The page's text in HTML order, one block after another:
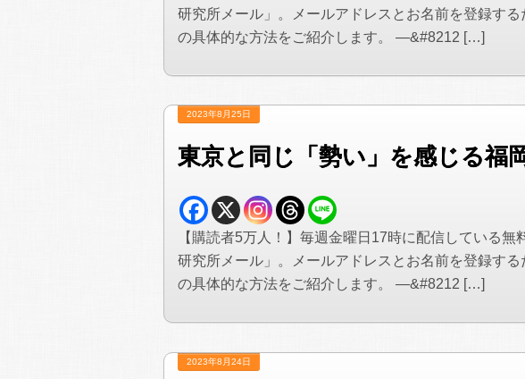
研究所メール」。メールアドレスとお名前を登録す
の具体的な方法をご紹介します。 —&#8212 […]
2023年8月25日
東京と同じ「勢い」を感じる福
【購読者5万人！】毎週金曜日17時に配信している
研究所メール」。メールアドレスとお名前を登録す
の具体的な方法をご紹介します。 —&#8212 […]
2023年8月24日